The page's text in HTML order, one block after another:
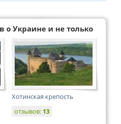
о Украине и не только
Хотинская крепость
отзывов: 13